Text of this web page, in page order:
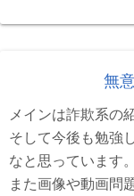
無
メインは詐欺系の
そして今後も勉強
なと思っています
また画像や動画問